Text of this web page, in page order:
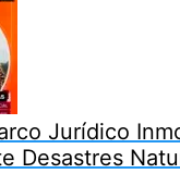
Jurídico
Desastres